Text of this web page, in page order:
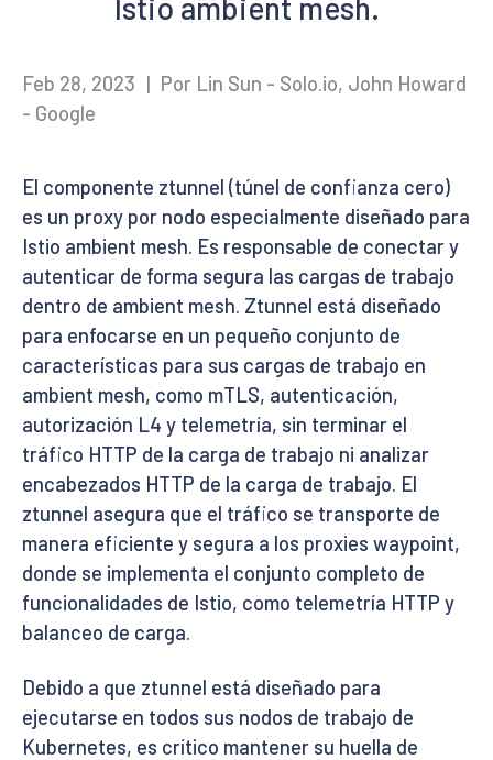
Istio ambient mesh.
Feb 28, 2023 | Por Lin Sun - Solo.io, John Howard
- Google
El componente ztunnel (túnel de confianza cero)
es un proxy por nodo especialmente diseñado para
Istio ambient mesh. Es responsable de conectar y
autenticar de forma segura las cargas de trabajo
dentro de ambient mesh. Ztunnel está diseñado
para enfocarse en un pequeño conjunto de
características para sus cargas de trabajo en
ambient mesh, como mTLS, autenticación,
autorización L4 y telemetría, sin terminar el
tráfico HTTP de la carga de trabajo ni analizar
encabezados HTTP de la carga de trabajo. El
ztunnel asegura que el tráfico se transporte de
manera eficiente y segura a los proxies waypoint,
donde se implementa el conjunto completo de
funcionalidades de Istio, como telemetría HTTP y
balanceo de carga.
Debido a que ztunnel está diseñado para
ejecutarse en todos sus nodos de trabajo de
Kubernetes, es crítico mantener su huella de